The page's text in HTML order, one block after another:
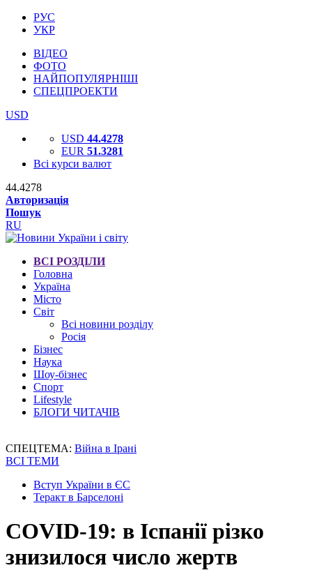
РУС
УКР
ВІДЕО
ФОТО
НАЙПОПУЛЯРНІШІ
СПЕЦПРОЕКТИ
USD
USD 44.4278
EUR 51.3281
Всі курси валют
44.4278
Авторизація
Пошук
RU
ВСІ РОЗДІЛИ
Головна
Україна
Місто
Світ
Всі новини розділу
Росія
Бізнес
Наука
Шоу-бізнес
Спорт
Lifestyle
БЛОГИ ЧИТАЧІВ
СПЕЦТЕМА: Війна в Ірані
ВСІ ТЕМИ
Вступ України в ЄС
Теракт в Барселоні
COVID-19: в Іспанії різко
знизилося число жертв